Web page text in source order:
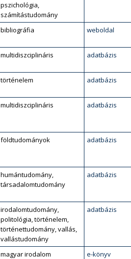
pszichológia,
számítástudomány
bibliográfia weboldal
multidiszciplináris adatbázis
történelem adatbázis
multidiszciplináris adatbázis
földtudományok adatbázis
humántudomány,
társadalomtudomány
adatbázis
irodalomtudomány,
politológia, történelem,
történettudomány, vallás,
vallástudomány
adatbázis
magyar irodalom e-könyv